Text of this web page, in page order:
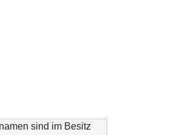
sind im Besitz